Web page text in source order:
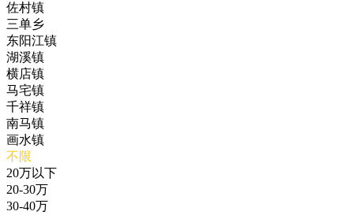
佐村镇
三单乡
东阳江镇
湖溪镇
横店镇
马宅镇
千祥镇
南马镇
画水镇
不限
20万以下
20-30万
30-40万